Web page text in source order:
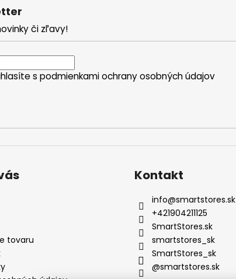
či zľavy!
s podmienkami ochrany osobných údajov
tovaru
Kontakt
info@smartstores.sk
+421904211125
SmartStores.sk
smartstores_sk
SmartStores_sk
@smartstores.sk